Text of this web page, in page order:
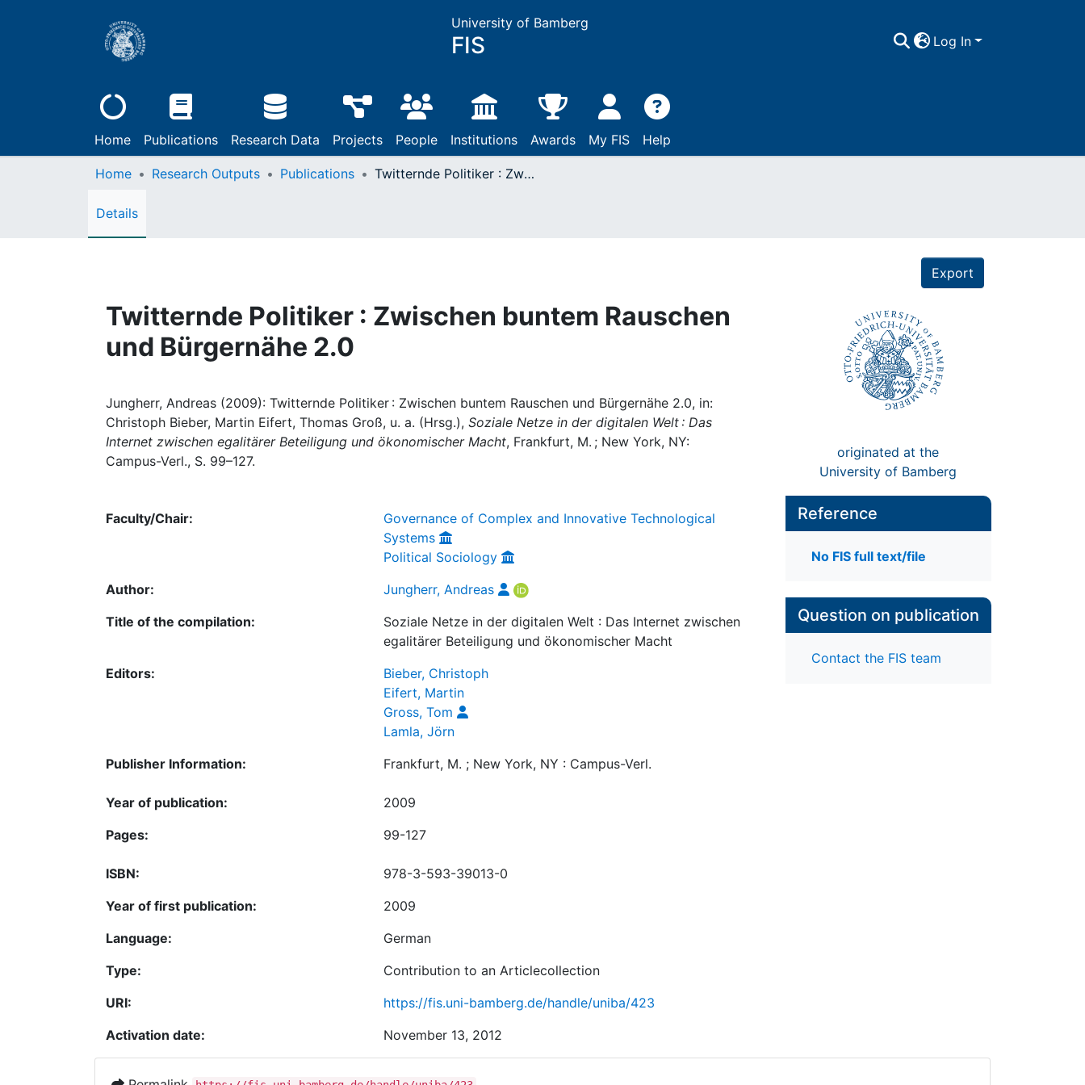
University of Bamberg
FIS Log In
Home Publications Research Data Projects People Institutions Awards My FIS Help
Home Research Outputs Publications Twitternde Politiker : Zwischen buntem Rauschen und Bürgernähe 2.0
Details
Export
Twitternde Politiker : Zwischen buntem Rauschen
und Bürgernähe 2.0
Jungherr, Andreas (2009): Twitternde Politiker : Zwischen buntem Rauschen und Bürgernähe 2.0, in:
Christoph Bieber, Martin Eifert, Thomas Groß, u. a. (Hrsg.), Soziale Netze in der digitalen Welt : Das
Internet zwischen egalitärer Beteiligung und ökonomischer Macht, Frankfurt, M. ; New York, NY:
Campus-Verl., S. 99–127.
originated at the
University of Bamberg
Faculty/Chair:
Governance of Complex and Innovative Technological
Systems
Political Sociology
Author:
Jungherr, Andreas
Title of the compilation:
Soziale Netze in der digitalen Welt : Das Internet zwischen
egalitärer Beteiligung und ökonomischer Macht
Editors:
Bieber, Christoph
Eifert, Martin
Gross, Tom
Lamla, Jörn
Publisher Information:
Frankfurt, M. ; New York, NY : Campus-Verl.
Year of publication:
2009
Pages:
99-127
ISBN:
978-3-593-39013-0
Year of first publication:
2009
Language:
German
Type:
Contribution to an Articlecollection
URI:
https://fis.uni-bamberg.de/handle/uniba/423
Activation date:
November 13, 2012
Reference
No FIS full text/file
Question on publication
Contact the FIS team